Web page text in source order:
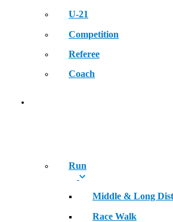
U-21
Competition
Referee
Coach
Run
Middle & Long
Race Walk